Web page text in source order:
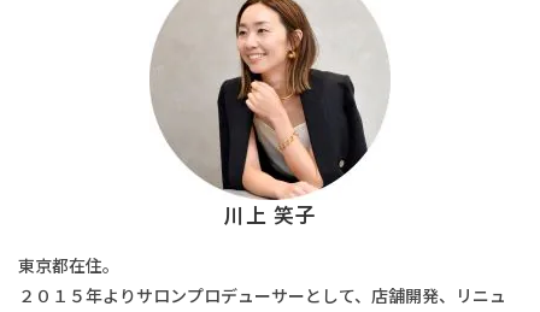
川上 笑子
東京都在住。
２０１５年よりサロンプロデューサーとして、店舗開発、リニュ